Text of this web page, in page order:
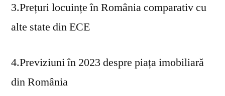
3.Prețuri locuințe în România comparativ cu
alte state din ECE
4.Previziuni în 2023 despre piața imobiliară
din România